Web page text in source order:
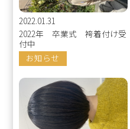
2022.01.31
2022年 卒業式 袴着付け受
付中
お知らせ